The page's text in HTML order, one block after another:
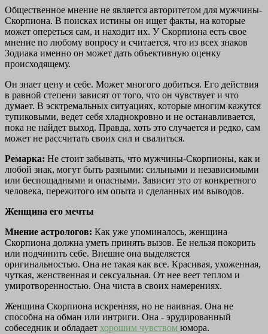
Общественное мнение не является авторитетом для мужчины-
Скорпиона. В поисках истины он ищет факты, на которые
может опереться сам, и находит их. У Скорпиона есть свое
мнение по любому вопросу и считается, что из всех знаков
Зодиака именно он может дать объективную оценку
происходящему.
Он знает цену и себе. Может многого добиться. Его действия
в равной степени зависят от того, что он чувствует и что
думает. В эсктремальных ситуациях, которые многим кажутся
тупиковыми, ведет себя хладнокровно и не останавливается,
пока не найдет выход. Правда, хоть это случается и редко, сам
может не рассчитать своих сил и свалиться.
Ремарка: Не стоит забывать, что мужчины-Скорпионы, как и
любой знак, могут быть разными: сильными и независимыми
или беспощадными и опасными. Зависит это от конкретного
человека, пережитого им опыта и сделанных им выводов.
Женщина его мечты
Мнение астрологов: Как уже упоминалось, женщина
Скорпиона должна уметь принять вызов. Ее нельзя покорить
или подчинить себе. Внешне она выделяется
оригинальностью. Она не такая как все. Красивая, ухоженная,
чуткая, женственная и сексуальная. От нее веет теплом и
умиротворенностью. Она чиста в своих намерениях.
Женщина Скорпиона искренняя, но не наивная. Она не
способна на обман или интриги. Она - эрудированный
собеседник и обладает хорошим чувством юмора.